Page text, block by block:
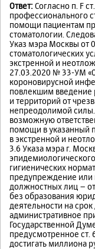
Ответ:Согласно п. F
профессионального
помощи пациентам
стоматологии.
Указ мэра Москвы от
стоматологических
экстренной и
27.03.2020 № 33-УМ
короновирусной
повлекшим введение
и территорий от
непреодолимой силы.
возможную
помощи в указанный
в экстренной и
3.6 Указа мэра г.
гигиенических
предупреждение или
должностных лиц –
без образования
деятельности на
административное
Государственной
предусмотренное
достигать миллиона